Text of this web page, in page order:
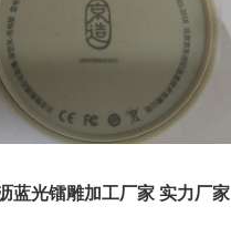
蓝光镭雕加工厂家 实力厂家